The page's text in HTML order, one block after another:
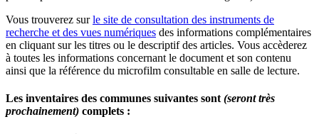
Vous trouverez surle site de consultation des instruments de
recherche et des vues numériques des informations complémentaires
en cliquant sur les titres ou le descriptif des articles. Vous accèderez
à toutes les informations concernant le document et son contenu
ainsi que la référence du microfilm consultable en salle de lecture.
Les inventaires des communes suivantes sont (seront très
prochainement) complets :